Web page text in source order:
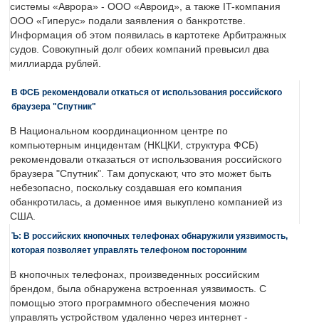
системы «Аврора» - ООО «Авроид», а также IT-компания
ООО «Гиперус» подали заявления о банкротстве.
Информация об этом появилась в картотеке Арбитражных
судов. Совокупный долг обеих компаний превысил два
миллиарда рублей.
В ФСБ рекомендовали откаться от использования российского
браузера "Спутник"
В Национальном координационном центре по
компьютерным инцидентам (НКЦКИ, структура ФСБ)
рекомендовали отказаться от использования российского
браузера "Спутник". Там допускают, что это может быть
небезопасно, поскольку создавшая его компания
обанкротилась, а доменное имя выкуплено компанией из
США.
Ъ: В российских кнопочных телефонах обнаружили уязвимость,
которая позволяет управлять телефоном посторонним
В кнопочных телефонах, произведенных российским
брендом, была обнаружена встроенная уязвимость. С
помощью этого программного обеспечения можно
управлять устройством удаленно через интернет -